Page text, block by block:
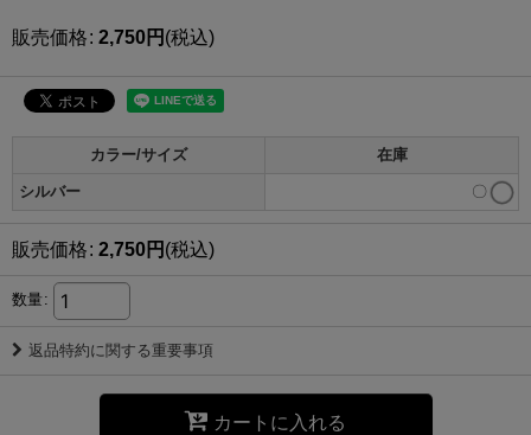
販売価格: 2,750円 (税込)
カラー/サイズ 在庫
シルバー 〇
販売価格: 2,750円 (税込)
数量:
返品特約に関する重要事項
カートに入れる